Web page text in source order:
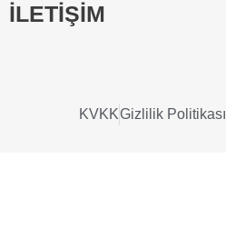
İLETİŞİM
KVKKGizlilik Politikası